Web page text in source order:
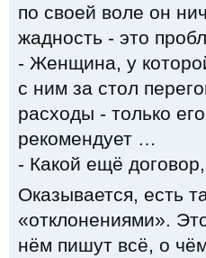
по своей воле он
жадность - это
- Женщина, у
с ним за стол
расходы - только
рекомендует …
- Какой ещё
Оказывается, есть
«отклонениями».
нём пишут всё, о